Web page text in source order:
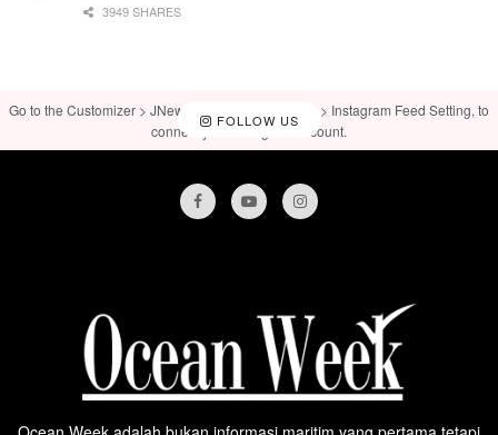
3949 SHARES
FOLLOW US
Go to the Customizer > JNews : Social, Like & View > Instagram Feed Setting, to
connect your Instagram account.